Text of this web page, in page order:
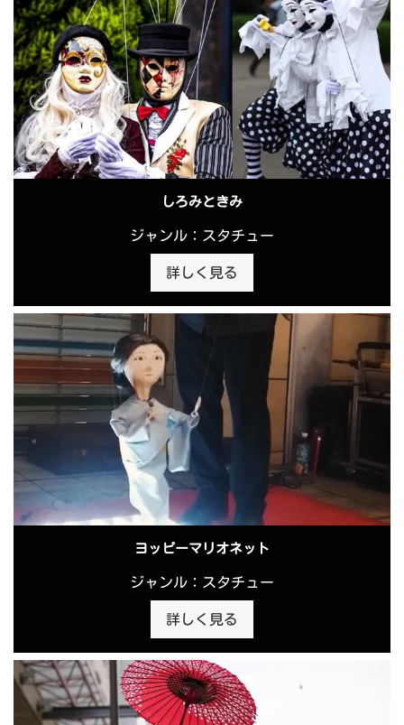
しろみときみ
ジャンル：スタチュー
詳しく見る
ヨッピーマリオネット
ジャンル：スタチュー
詳しく見る